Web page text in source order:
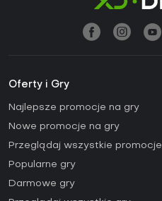
Oferty i Gry
Najlepsze promocje na gry
Nowe promocje na gry
Przeglądaj wszystkie promocje
Popularne gry
Darmowe gry